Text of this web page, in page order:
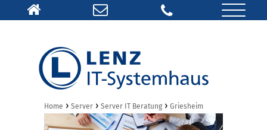
Home › Server › Server IT Beratung › Griesheim